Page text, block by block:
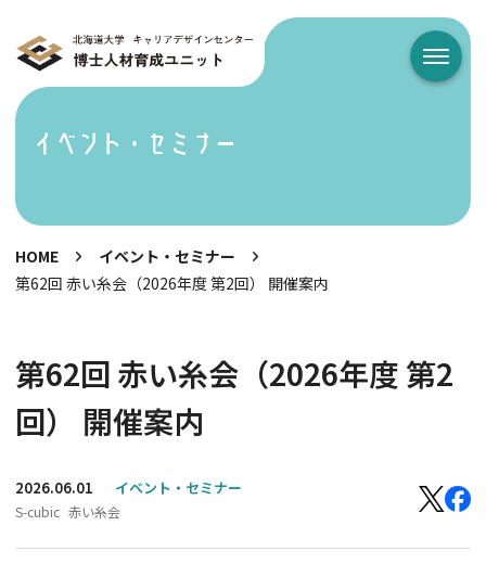
メニュ
イベント・セミナー
HOME
イベント・セミナー
第62回 赤い糸会（2026年度 第2回） 開催案内
第62回 赤い糸会（2026年度 第2
回） 開催案内
2026.06.01 イベント・セミナー
S-cubic 赤い糸会